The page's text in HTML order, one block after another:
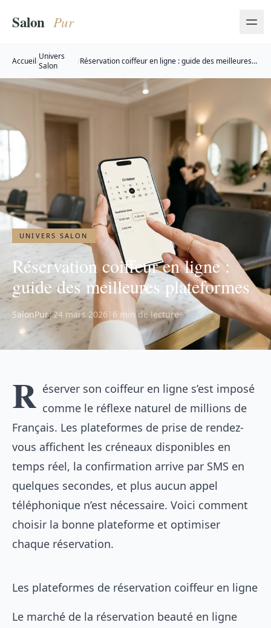
Accueil/Univers
Salon
/Réservation coiffeur en ligne : guide des meilleures
UNIVERS SALON
Réservation coiffeur en ligne :
guide des meilleures plateformes
SalonPur|24 mars 2026 6 min de lecture
R éserver son coiffeur en ligne s’est imposé
comme le réflexe naturel de millions de
Français. Les plateformes de prise de rendez-
vous affichent les créneaux disponibles en
temps réel, la confirmation arrive par SMS en
quelques secondes, et plus aucun appel
téléphonique n’est nécessaire. Voici comment
choisir la bonne plateforme et optimiser
chaque réservation.
Les plateformes de réservation coiffeur en ligne
Le marché de la réservation beauté en ligne